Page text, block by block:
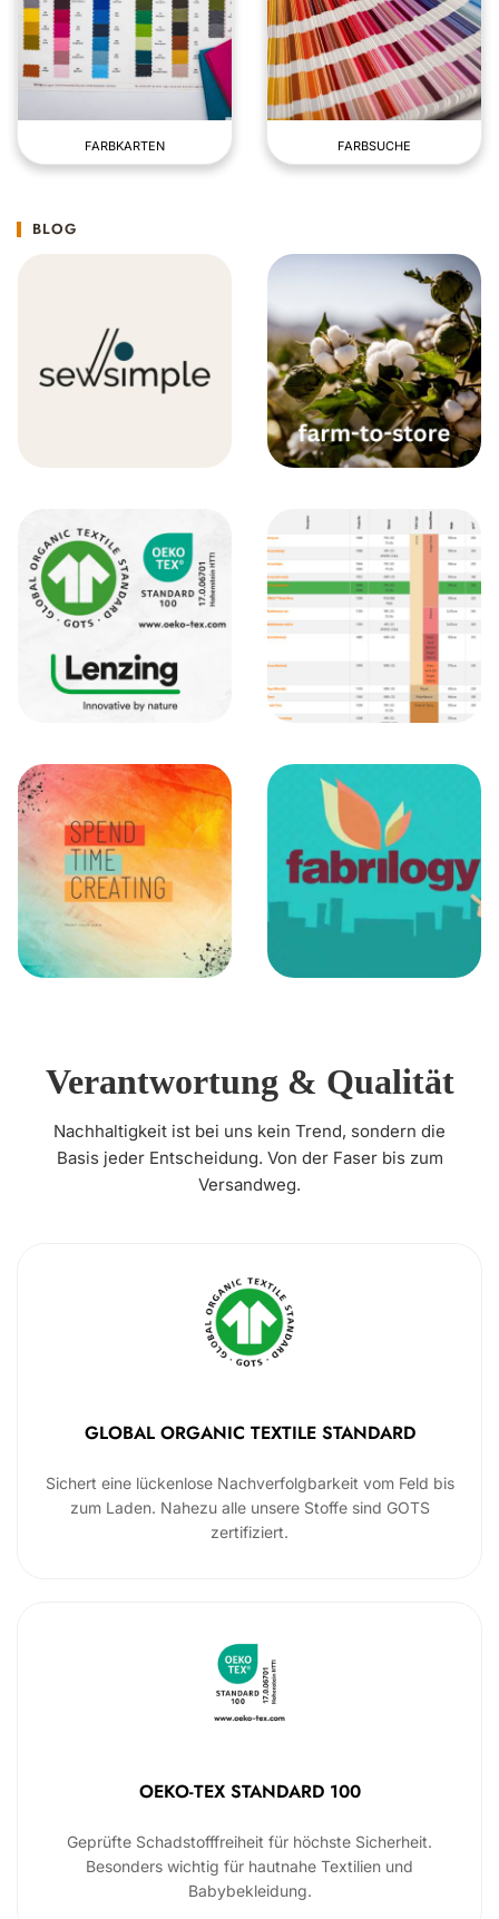
FARBKARTEN FARBSUCHE
BLOG
Verantwortung & Qualität
Nachhaltigkeit ist bei uns kein Trend, sondern die
Basis jeder Entscheidung. Von der Faser bis zum
Versandweg.
GLOBAL ORGANIC TEXTILE STANDARD
Sichert eine lückenlose Nachverfolgbarkeit vom Feld bis
zum Laden. Nahezu alle unsere Stoffe sind GOTS
zertifiziert.
OEKO-TEX STANDARD 100
Geprüfte Schadstofffreiheit für höchste Sicherheit.
Besonders wichtig für hautnahe Textilien und
Babybekleidung.